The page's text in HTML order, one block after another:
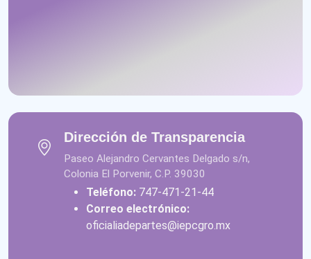
Dirección de Transparencia
Paseo Alejandro Cervantes Delgado s/n,
Colonia El Porvenir, C.P. 39030
Teléfono: 747-471-21-44
Correo electrónico:
oficialiadepartes@iepcgro.mx